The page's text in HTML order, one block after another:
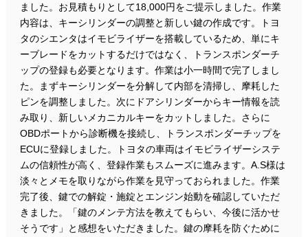
ました。お見積もりとして18,000円をご提示しました。作業
内容は、キーシリンダーの調整と新しい鍵の作成です。トヨ
タのシエンタはイモビライザーを搭載しているため、単にキ
ーブレードをカットするだけではなく、トランスポンダーチ
ップの登録も必要となります。作業は小一時間で完了しまし
た。まずキーシリンダーを分解して内部を清掃し、摩耗した
ピンを調整しました。次にドアシリンダーからキー情報を読
み取り、新しいメカニカルキーをカットしました。さらに
OBDポートから診断機を接続し、トランスポンダーチップを
ECUに登録しました。トヨタの車両はイモビライザーシステ
ムの信頼性が高く、登録作業もスムーズに進みます。A.S様は
淡々とメモを取りながら作業を見守っておられました。作業
完了後、鍵での解錠・施錠とエンジン始動を確認していただ
きました。「鍵のメンテ方法を教えてもらい、今後に活かせ
そうです」と感想をいただきました。鍵の摩耗を防ぐために